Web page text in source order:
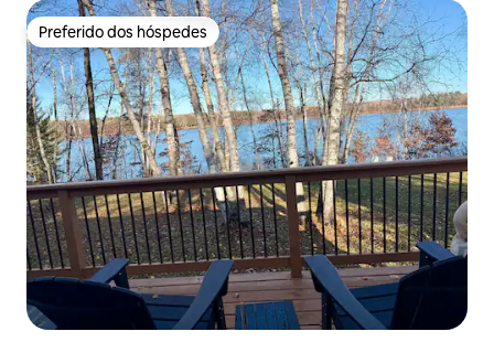
Preferido dos hóspedes
Preferido dos hóspedes